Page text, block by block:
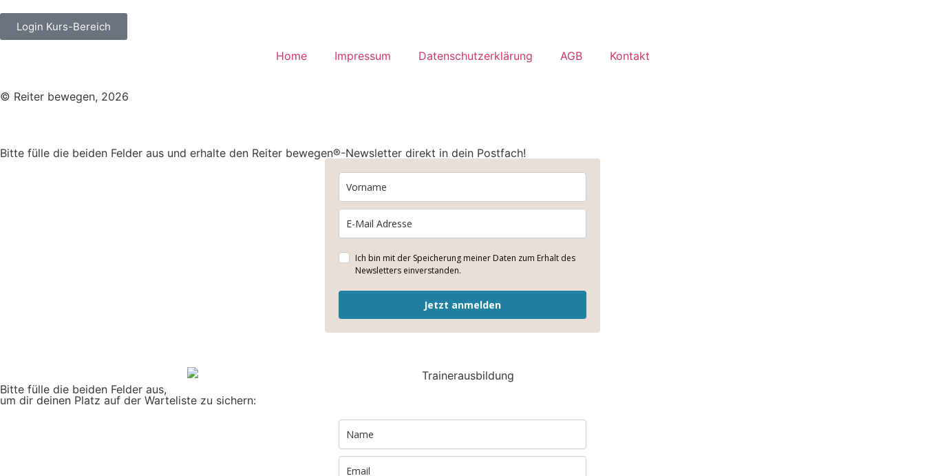
Login Kurs-Bereich
Home Impressum Datenschutzerklärung AGB Kontakt
© Reiter bewegen, 2026
Bitte fülle die beiden Felder aus und erhalte den Reiter bewegen®-Newsletter direkt in dein Postfach!
Ich bin mit der Speicherung meiner Daten zum Erhalt des
Newsletters einverstanden.
Jetzt anmelden
Bitte fülle die beiden Felder aus,
um dir deinen Platz auf der Warteliste zu sichern: